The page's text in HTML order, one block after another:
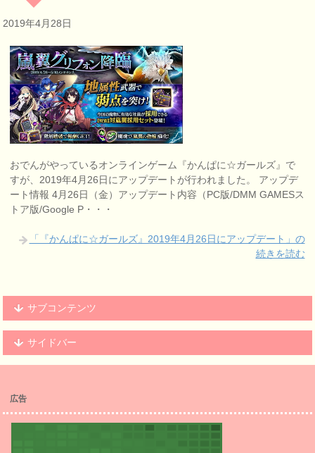
2019年4月28日
おでんがやっているオンラインゲーム『かんぱに☆ガールズ』で
すが、2019年4月26日にアップデートが行われました。 アップデ
ート情報 4月26日（金）アップデート内容（PC版/DMM GAMESス
トア版/Google P・・・
「『かんぱに☆ガールズ』2019年4月26日にアップデート」の
続きを読む
サブコンテンツ
サイドバー
広告